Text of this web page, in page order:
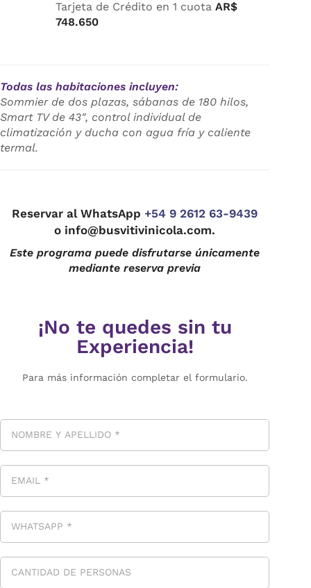
Tarjeta de Crédito en 1 cuota AR$
748.650
Todas las habitaciones incluyen:
Sommier de dos plazas, sábanas de 180 hilos,
Smart TV de 43″, control individual de
climatización y ducha con agua fría y caliente
termal.
Reservar al WhatsApp +54 9 2612 63-9439
o info@busvitivinicola.com.
Este programa puede disfrutarse únicamente
mediante reserva previa
¡No te quedes sin tu
Experiencia!
Para más información completar el formulario.